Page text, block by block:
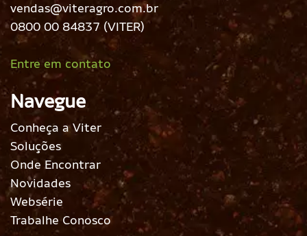
vendas@viteragro.com.br
0800 00 84837 (VITER)
Entre em contato
Navegue
Conheça a Viter
Soluções
Onde Encontrar
Novidades
Websérie
Trabalhe Conosco